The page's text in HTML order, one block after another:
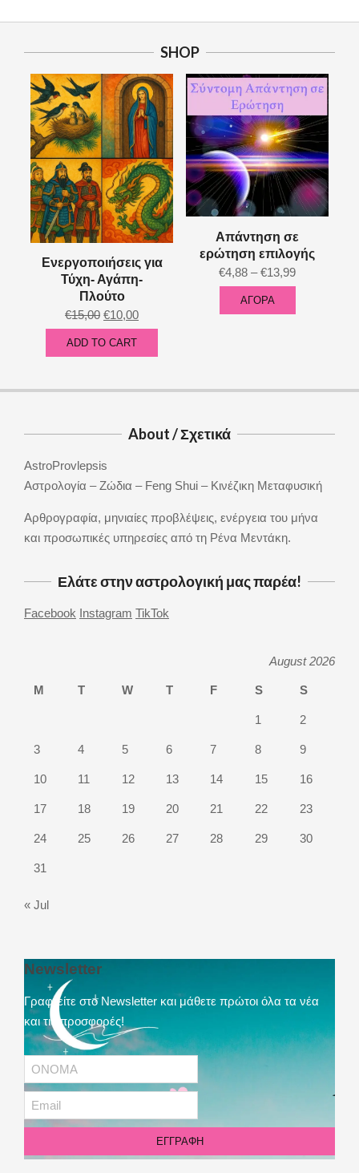
SHOP
Ενεργοποιήσεις για
Τύχη- Αγάπη-
Πλούτο
€15,00 Original
was:
€10,00Current
is:
ADD TO CART
Απάντηση σε
ερώτηση επιλογής
€4,88 – €13,99Price
€4,88
ΑΓΟΡΑ
This
variants.
options
chosen
on
About / Σχετικά
AstroProvlepsis
Αστρολογία – Ζώδια – Feng Shui – Κινέζικη Μεταφυσική
Αρθρογραφία, μηνιαίες προβλέψεις, ενέργεια του μήνα
και προσωπικές υπηρεσίες από τη Ρένα Μεντάκη.
Ελάτε στην αστρολογική μας παρέα!
Facebook Instagram TikTok
August 2026
M T W T F S S
1 2
3 4 5 6 7 8 9
10 11 12 13 14 15 16
17 18 19 20 21 22 23
24 25 26 27 28 29 30
31
« Jul
Newsletter
Γραφτείτε στο Newsletter και μάθετε πρώτοι όλα τα νέα
και τις προσφορές!